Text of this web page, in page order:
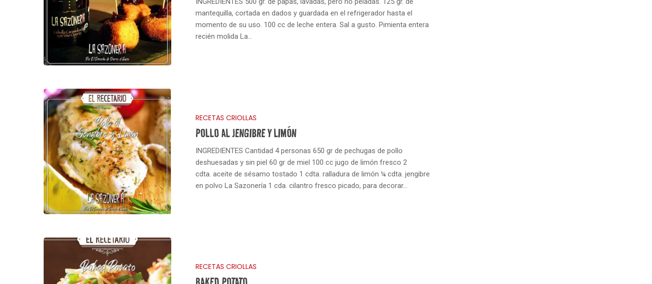
mantequilla, cortada en dados y guardada en el refrigerador hasta el
momento de su uso. 100 cc de leche entera. Sal a gusto. Pimienta entera
recién molida La…
RECETAS CRIOLLAS
POLLO AL JENGIBRE Y LIMÓN
INGREDIENTES Cantidad 4 personas 650 gr de pechugas de pollo
deshuesadas y sin piel 60 gr de miel 100 cc jugo de limón fresco 2
cdta. aceite de sésamo tostado 1 cdta. ralladura de limón ¼ cdta. jengibre
en polvo La Sazonería 1 cda. cilantro fresco picado, para decorar…
RECETAS CRIOLLAS